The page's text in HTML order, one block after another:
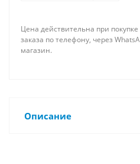
Цена действительна при
заказа по телефону, через
магазин.
Описание